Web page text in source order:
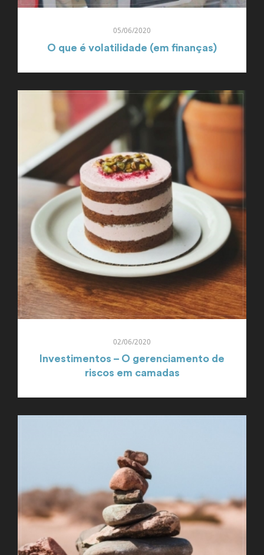
05/06/2020
O que é volatilidade (em finanças)
02/06/2020
Investimentos – O gerenciamento de
riscos em camadas